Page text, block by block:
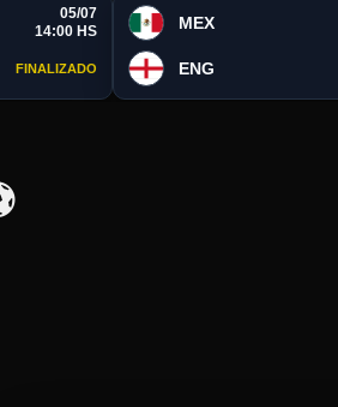
05/07
14:00 HS
FINALIZADO
MEX
ENG